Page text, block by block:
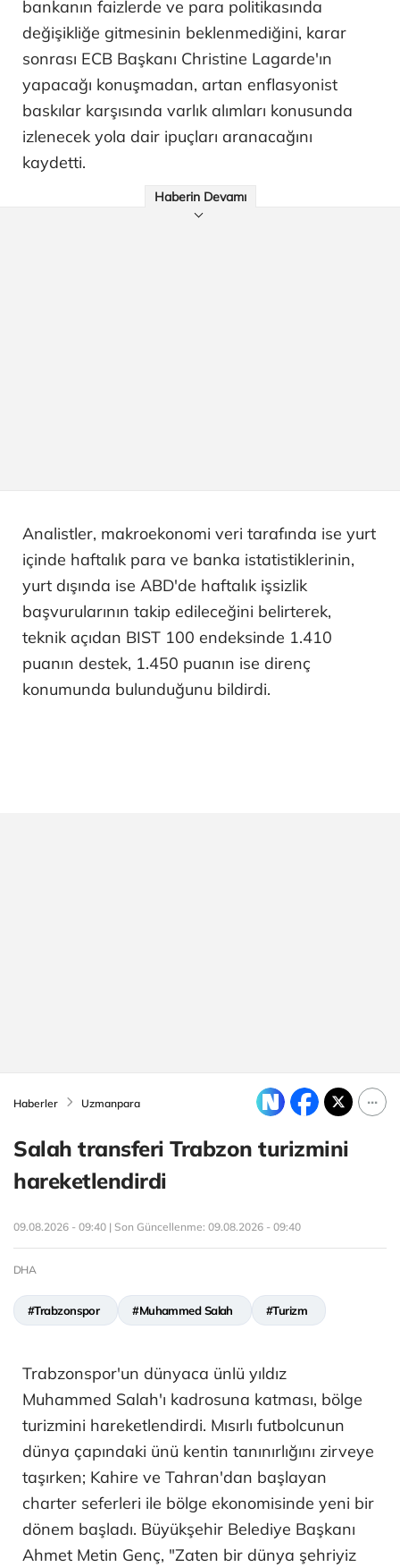
bankanın faizlerde ve para politikasında
değişikliğe gitmesinin beklenmediğini, karar
sonrası ECB Başkanı Christine Lagarde'ın
yapacağı konuşmadan, artan enflasyonist
baskılar karşısında varlık alımları konusunda
izlenecek yola dair ipuçları aranacağını
kaydetti.
Haberin Devamı
Analistler, makroekonomi veri tarafında ise yurt
içinde haftalık para ve banka istatistiklerinin,
yurt dışında ise ABD'de haftalık işsizlik
başvurularının takip edileceğini belirterek,
teknik açıdan BIST 100 endeksinde 1.410
puanın destek, 1.450 puanın ise direnç
konumunda bulunduğunu bildirdi.
Haberler Uzmanpara
Salah transferi Trabzon turizmini
hareketlendirdi
09.08.2026 - 09:40 | Son Güncellenme: 09.08.2026 - 09:40
DHA
#Trabzonspor #Muhammed Salah #Turizm
Trabzonspor'un dünyaca ünlü yıldız
Muhammed Salah'ı kadrosuna katması, bölge
turizmini hareketlendirdi. Mısırlı futbolcunun
dünya çapındaki ünü kentin tanınırlığını zirveye
taşırken; Kahire ve Tahran'dan başlayan
charter seferleri ile bölge ekonomisinde yeni bir
dönem başladı. Büyükşehir Belediye Başkanı
Ahmet Metin Genç, "Zaten bir dünya şehriyiz